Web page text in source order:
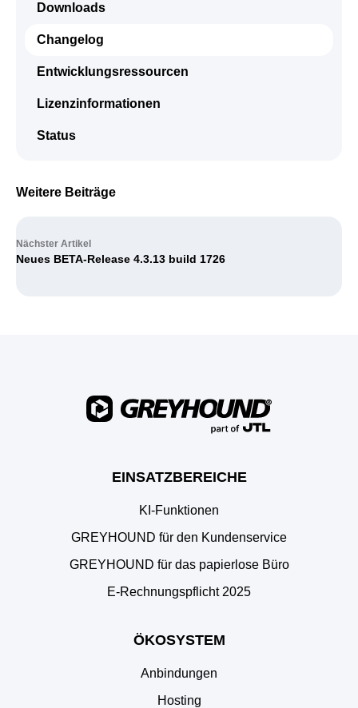
Downloads
Changelog
Entwicklungsressourcen
Lizenzinformationen
Status
Weitere Beiträge
Nächster Artikel
Neues BETA-Release 4.3.13 build 1726
EINSATZBEREICHE
KI-Funktionen
GREYHOUND für den Kundenservice
GREYHOUND für das papierlose Büro
E‑Rechnungspflicht 2025
ÖKOSYSTEM
Anbindungen
Hosting